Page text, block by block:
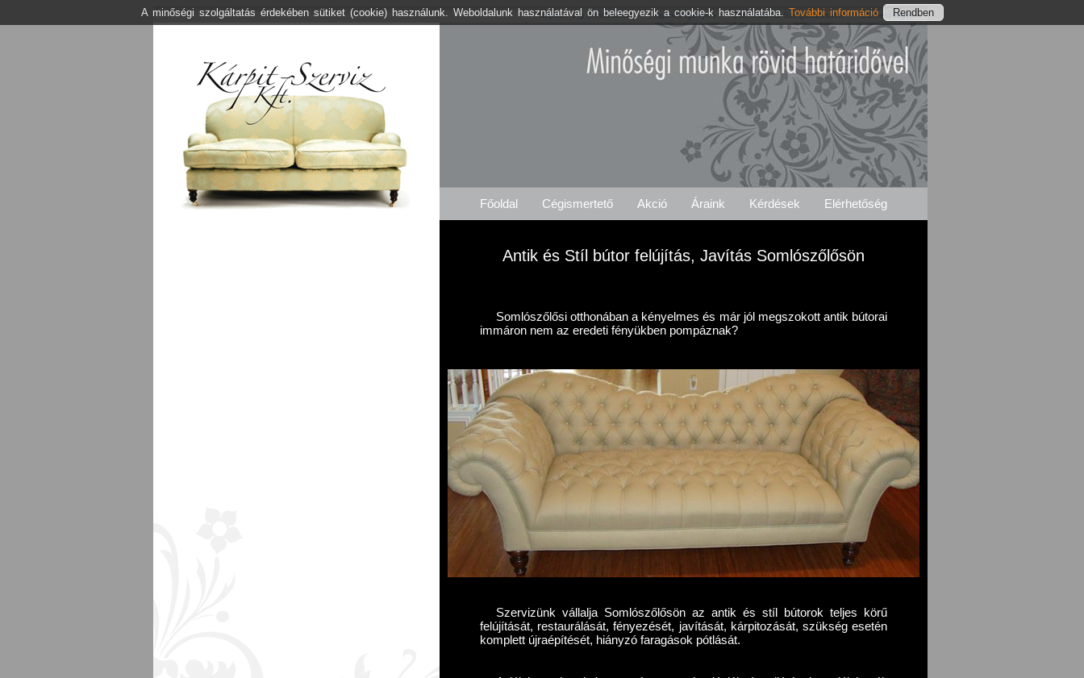
Kárpitos .org Somlószőlős Árajánlat Igénylés Somlószőlősi Szolgáltatásaink Elérhetőségeink
Főoldal Cégismertető Akció Áraink Kérdések Elérhetőség
Antik és Stíl bútor felújítás, Javítás Somlószőlősön
Somlószőlősi otthonában a kényelmes és már jól megszokott antik bútorai
immáron nem az eredeti fényükben pompáznak?
Szervizünk vállalja Somlószőlősön az antik és stíl bútorok teljes körű
felújítását, restaurálását, fényezését, javítását, kárpitozását, szükség esetén
komplett újraépítését, hiányzó faragások pótlását.
A minőségi szolgáltatás érdekében sütiket (cookie) használunk. Weboldalunk használatával ön beleegyezik a cookie-k használatába. További információ